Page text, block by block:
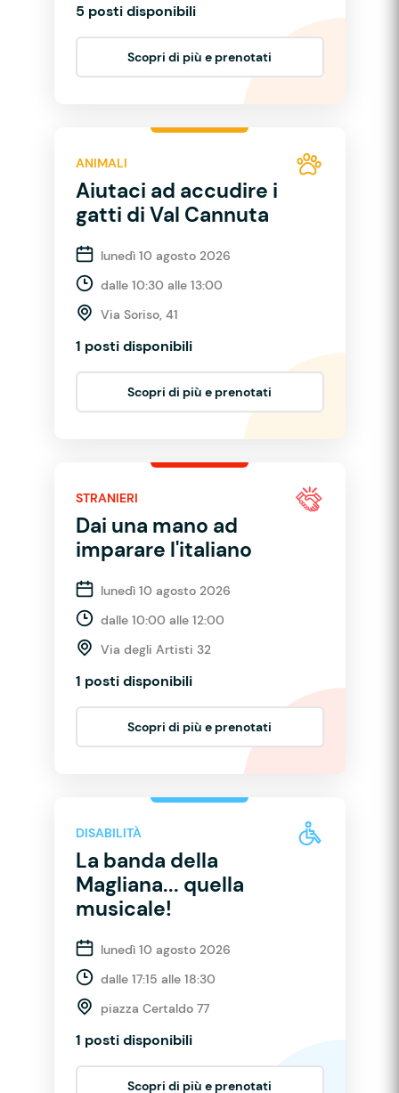
5 posti disponibili
Scopri di più e prenotati
ANIMALI
Aiutaci ad accudire i
gatti di Val Cannuta
lunedì 10 agosto 2026
dalle 10:30 alle 13:00
Via Soriso, 41
1 posti disponibili
Scopri di più e prenotati
STRANIERI
Dai una mano ad
imparare l'italiano
lunedì 10 agosto 2026
dalle 10:00 alle 12:00
Via degli Artisti 32
1 posti disponibili
Scopri di più e prenotati
DISABILITÀ
La banda della
Magliana... quella
musicale!
lunedì 10 agosto 2026
dalle 17:15 alle 18:30
piazza Certaldo 77
1 posti disponibili
Scopri di più e prenotati